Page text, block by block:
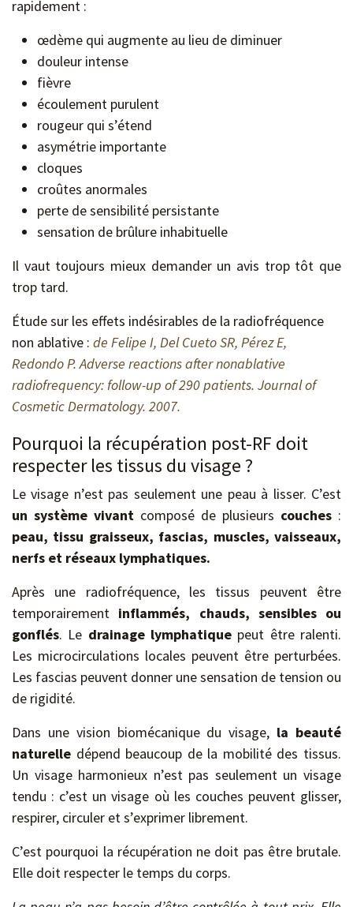
rapidement :
œdème qui augmente au lieu de diminuer
douleur intense
fièvre
écoulement purulent
rougeur qui s’étend
asymétrie importante
cloques
croûtes anormales
perte de sensibilité persistante
sensation de brûlure inhabituelle
Il vaut toujours mieux demander un avis trop tôt que
trop tard.
Étude sur les effets indésirables de la radiofréquence
non ablative : de Felipe I, Del Cueto SR, Pérez E,
Redondo P. Adverse reactions after nonablative
radiofrequency: follow-up of 290 patients. Journal of
Cosmetic Dermatology. 2007.
Pourquoi la récupération post-RF doit
respecter les tissus du visage ?
Le visage n’est pas seulement une peau à lisser. C’est
un système vivant composé de plusieurs couches :
peau, tissu graisseux, fascias, muscles, vaisseaux,
nerfs et réseaux lymphatiques.
Après une radiofréquence, les tissus peuvent être
temporairement inflammés, chauds, sensibles ou
gonflés. Le drainage lymphatique peut être ralenti.
Les microcirculations locales peuvent être perturbées.
Les fascias peuvent donner une sensation de tension ou
de rigidité.
Dans une vision biomécanique du visage, la beauté
naturelle dépend beaucoup de la mobilité des tissus.
Un visage harmonieux n’est pas seulement un visage
tendu : c’est un visage où les couches peuvent glisser,
respirer, circuler et s’exprimer librement.
C’est pourquoi la récupération ne doit pas être brutale.
Elle doit respecter le temps du corps.